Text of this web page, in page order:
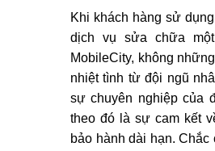
Khi khách hàng sử
dịch vụ sửa chữa
MobileCity, không
nhiệt tình từ đội ngũ
sự chuyên nghiệp của
theo đó là sự cam kết
bảo hành dài hạn.